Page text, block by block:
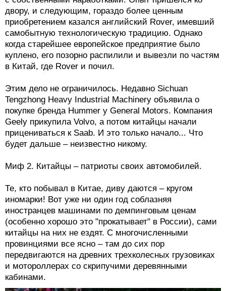
Еще 8 предприятий производят по 100 тысяч машин
в год. Оставшиеся 120 производителей производят
меньше 10 тысяч машин в год, что сильно обостряет
конкуренцию между заводами-карликами. Вот и
думайте, нужно ли создавать такую автомобильную
промышленность, которая высасывает соки друг у
В 2004 году китайским концерном SAIC был
приобретен корейский SsangYang – совсем не
"фонтан" по части технологий, но все-таки компания
с собственными наработками. Опыт пришелся ко
двору, и следующим, гораздо более ценным
самобытную технологическую традицию. Однако
куплено, его позорно распилили и вывезли по частям
в Китай, где Rover и почил.
Этим дело не ограничилось. Недавно Sichuan
Tengzhong Heavy Industrial Machinery объявила о
покупке бренда Hummer у General Motors. Компания
Geely прикупила Volvo, а потом китайцы начали
прицениваться к Saab. И это только начало... Что
будет дальше – неизвестно никому.